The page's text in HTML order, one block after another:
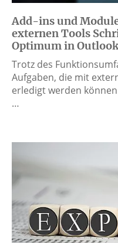
Add-ins und
externen Tools
Optimum in
Trotz des
Aufgaben, die mit
erledigt werden
…